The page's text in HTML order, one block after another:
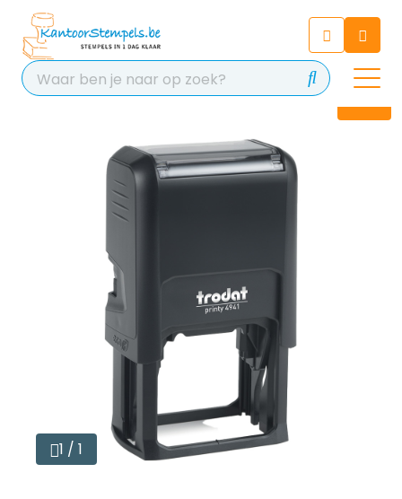
Chat 24/7 met onze chatbot
voor hulp
Contact
1 / 1